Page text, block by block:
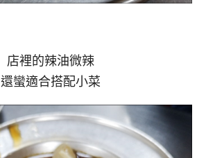
店裡的辣油微辣
還蠻適合搭配小菜